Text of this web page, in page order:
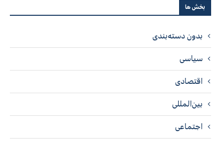
بخش ها
بدون دسته‌بندی
سیاسی
اقتصادی
بین‌المللی
اجتماعی